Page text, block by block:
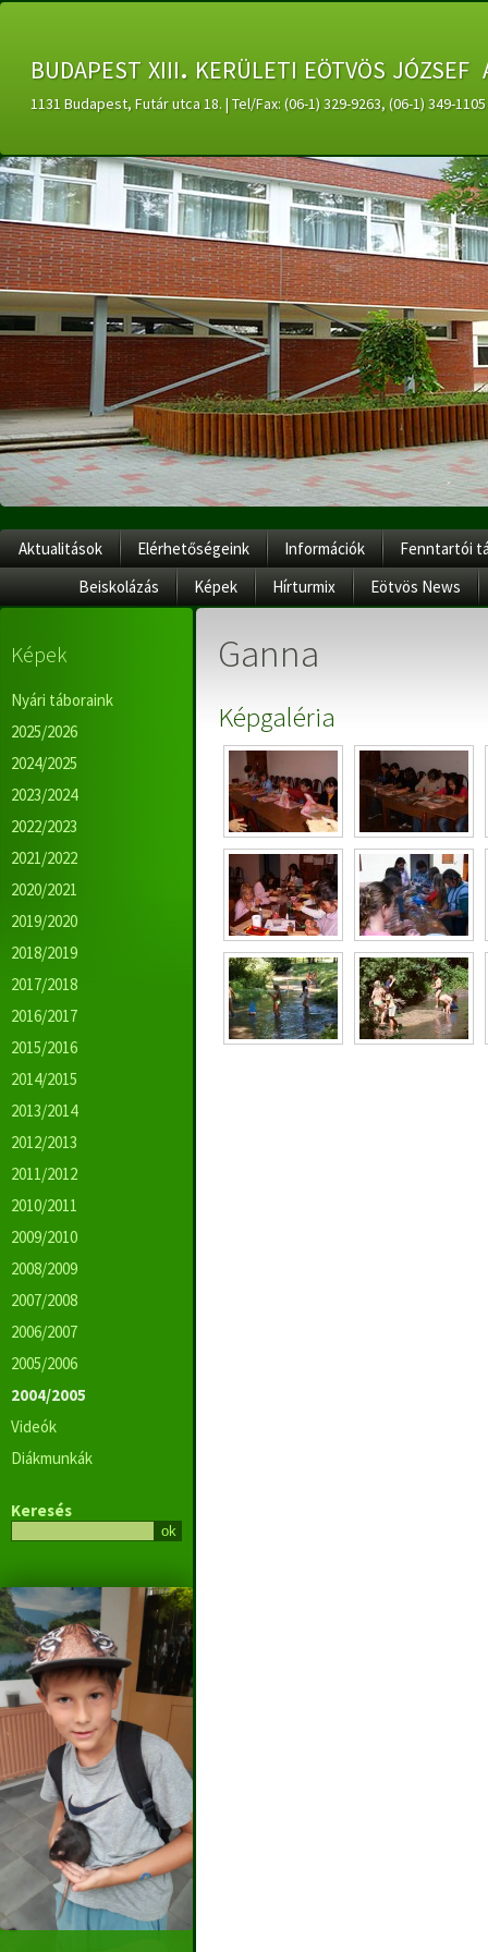
budapest xiii. kerületi eötvös
1131 Budapest, Futár utca 18. | Tel/Fax: (06-1) 329-9263, (06-1) 349-
Aktualitások Elérhetőségeink Információk
Fenntartói
Beiskolázás
Képek Hírturmix Eötvös News
Képek
Nyári táboraink
2025/2026
2024/2025
2023/2024
2022/2023
2021/2022
2020/2021
2019/2020
2018/2019
2017/2018
2016/2017
2015/2016
2014/2015
2013/2014
2012/2013
2011/2012
2010/2011
2009/2010
2008/2009
2007/2008
2006/2007
2005/2006
2004/2005
Videók
Diákmunkák
Keresés
Ganna
Képgaléria